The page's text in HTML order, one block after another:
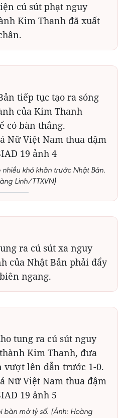
cú sút phạt nguy
Kim Thanh đã xuất
tiếp tục tạo ra sóng
của Kim Thanh
có bàn thắng.
khó khăn trước Nhật Bản.
Linh/TTXVN)
ra cú sút xa nguy
của Nhật Bản phải đẩy
ngang.
tung ra cú sút nguy
Kim Thanh, đưa
vượt lên dẫn trước 1-0.
bàn mở tỷ số. (Ảnh: Hoàng